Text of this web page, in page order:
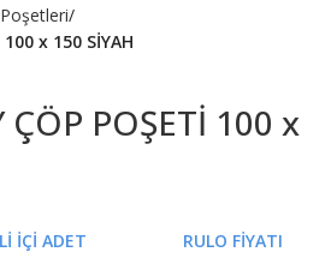
x 150 SİYAH
POŞETİ 100 x
İÇİ ADET RULO FİYATI